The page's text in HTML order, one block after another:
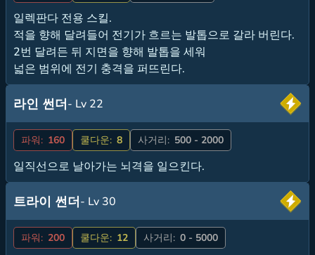
일렉판다 전용 스킬.
적을 향해 달려들어 전기가 흐르는 발톱으로 갈라 버린다.
2번 달려든 뒤 지면을 향해 발톱을 세워
넓은 범위에 전기 충격을 퍼뜨린다.
라인 썬더- Lv 22
파워: 160 쿨다운: 8 사거리: 500 - 2000
일직선으로 날아가는 뇌격을 일으킨다.
트라이 썬더- Lv 30
파워: 200 쿨다운: 12 사거리: 0 - 5000